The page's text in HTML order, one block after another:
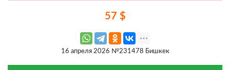
57 $
16 апреля 2026 №231478 Бишкек